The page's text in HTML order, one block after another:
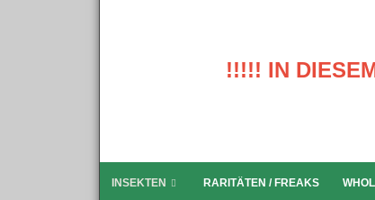
!!!!! IN
INSEKTEN RARITÄTEN / FREAKS